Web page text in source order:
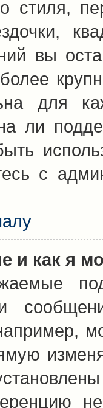
стиля,
вы
для
ли
с
и как я